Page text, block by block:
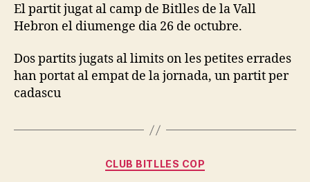
El partit jugat al camp de Bitlles de la Vall
Hebron el diumenge dia 26 de octubre.
Dos partits jugats al limits on les petites errades
han portat al empat de la jornada, un partit per
cadascu
Categories
CLUB BITLLES COP